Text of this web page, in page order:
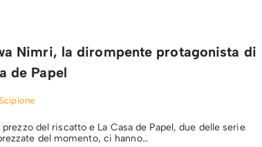
Nimri, la dirompente protagonista di
de Papel
prezzo del riscatto e La Casa de Papel, due delle serie
del momento, ci hanno…